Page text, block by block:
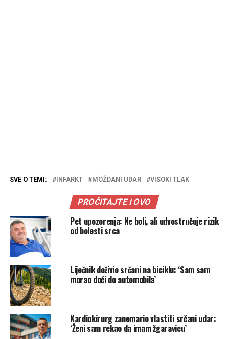
SVE O TEMI: INFARKT MOŽDANI UDAR VISOKI TLAK
PROČITAJTE I OVO
Pet upozorenja: Ne boli, ali udvostručuje rizik
od bolesti srca
Liječnik doživio srčani na biciklu: ‘Sam sam
morao doći do automobila’
Kardiokirurg zanemario vlastiti srčani udar:
‘Ženi sam rekao da imam žgaravicu’